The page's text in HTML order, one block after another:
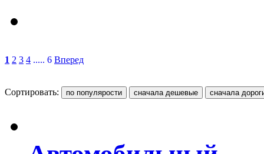
1 2 3 4 ..... 6 Вперед
Сортировать: